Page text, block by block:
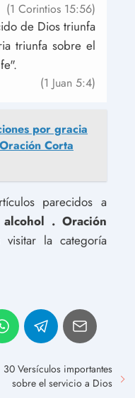
(1 Corintios 15:56)
de Dios triunfa
triunfa sobre el
(1 Juan 5:4)
por gracia
Corta
parecidos a
. Oración
visitar la categoría
30 Versículos importantes
sobre el servicio a Dios